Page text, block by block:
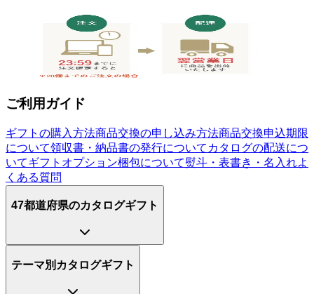
ご利用ガイド
ギフトの購入方法商品交換の申し込み方法商品交換申込期限
について領収書・納品書の発行について カタログの配送につ
いてギフトオプション梱包について熨斗・表書き・名入れよ
くある質問
47都道府県のカタログギフト
テーマ別カタログギフト